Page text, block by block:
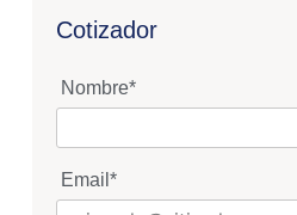
Cotizador
Nombre*
Email *